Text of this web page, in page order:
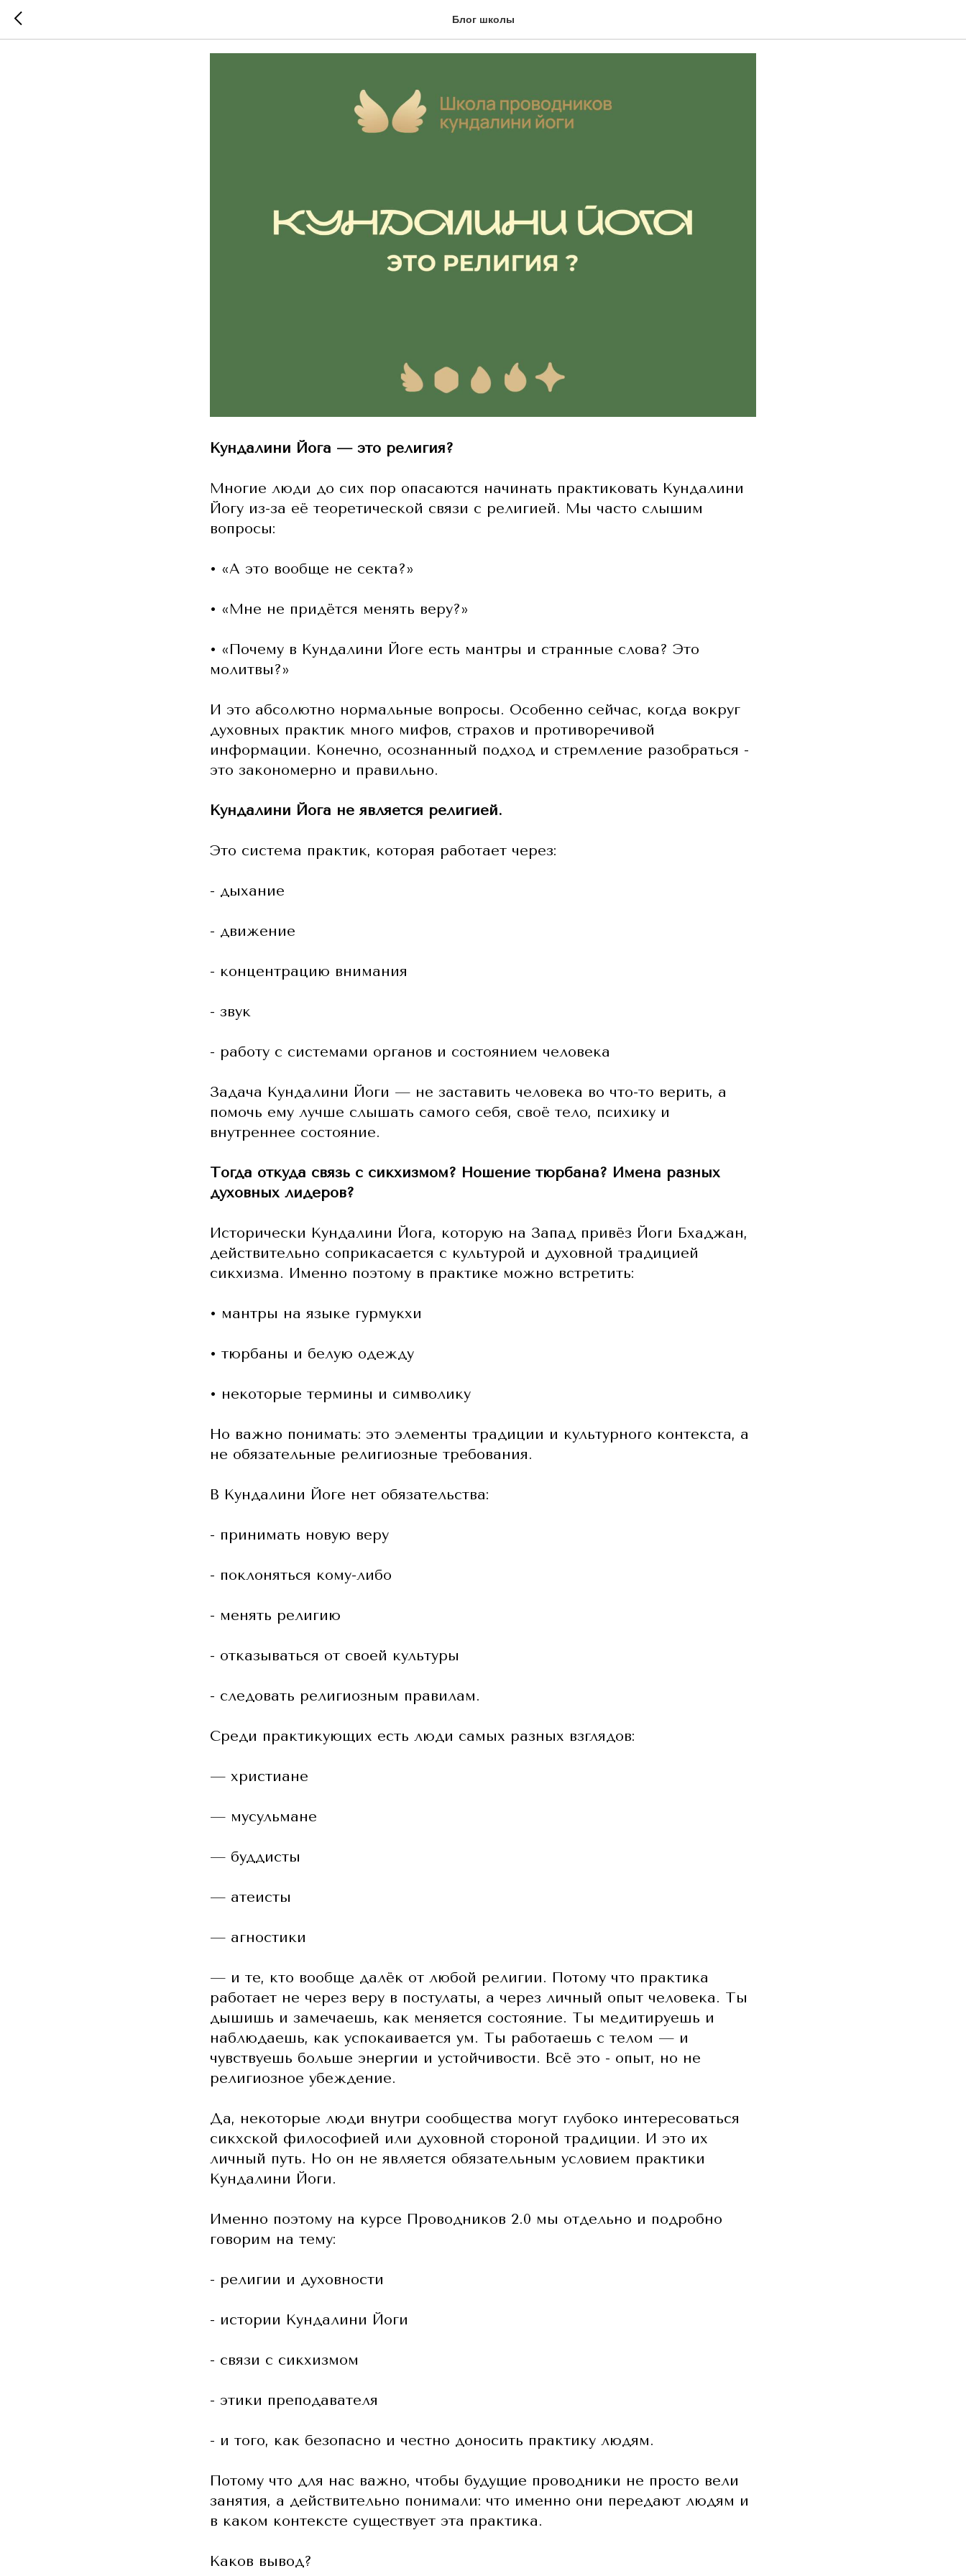
Блог школы
Кундалини Йога — это религия?
Кундалини Йога — это религия?
Многие люди до сих пор опасаются начинать практиковать Кундалини
Йогу из-за её теоретической связи с религией. Мы часто слышим
вопросы:
• «А это вообще не секта?»
• «Мне не придётся менять веру?»
• «Почему в Кундалини Йоге есть мантры и странные слова? Это
молитвы?»
И это абсолютно нормальные вопросы. Особенно сейчас, когда вокруг
духовных практик много мифов, страхов и противоречивой
информации. Конечно, осознанный подход и стремление разобраться -
это закономерно и правильно.
Кундалини Йога не является религией.
Это система практик, которая работает через:
- дыхание
- движение
- концентрацию внимания
- звук
- работу с системами органов и состоянием человека
Задача Кундалини Йоги — не заставить человека во что-то верить, а
помочь ему лучше слышать самого себя, своё тело, психику и
внутреннее состояние.
Тогда откуда связь с сикхизмом? Ношение тюрбана? Имена разных
духовных лидеров?
Исторически Кундалини Йога, которую на Запад привёз Йоги Бхаджан,
действительно соприкасается с культурой и духовной традицией
сикхизма. Именно поэтому в практике можно встретить:
• мантры на языке гурмукхи
• тюрбаны и белую одежду
• некоторые термины и символику
Но важно понимать: это элементы традиции и культурного контекста, а
не обязательные религиозные требования.
В Кундалини Йоге нет обязательства:
- принимать новую веру
- поклоняться кому-либо
- менять религию
- отказываться от своей культуры
- следовать религиозным правилам.
Среди практикующих есть люди самых разных взглядов:
— христиане
— мусульмане
— буддисты
— атеисты
— агностики
— и те, кто вообще далёк от любой религии. Потому что практика
работает не через веру в постулаты, а через личный опыт человека. Ты
дышишь и замечаешь, как меняется состояние. Ты медитируешь и
наблюдаешь, как успокаивается ум. Ты работаешь с телом — и
чувствуешь больше энергии и устойчивости. Всё это - опыт, но не
религиозное убеждение.
Да, некоторые люди внутри сообщества могут глубоко интересоваться
сикхской философией или духовной стороной традиции. И это их
личный путь. Но он не является обязательным условием практики
Кундалини Йоги.
Именно поэтому на курсе Проводников 2.0 мы отдельно и подробно
говорим на тему:
- религии и духовности
- истории Кундалини Йоги
- связи с сикхизмом
- этики преподавателя
- и того, как безопасно и честно доносить практику людям.
Потому что для нас важно, чтобы будущие проводники не просто вели
занятия, а действительно понимали: что именно они передают людям и
в каком контексте существует эта практика.
Каков вывод?